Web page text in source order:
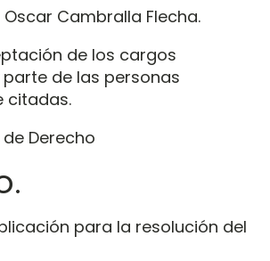
Oscar Cambralla Flecha.
de los cargos
de las personas
citadas.
Derecho
para la resolución del